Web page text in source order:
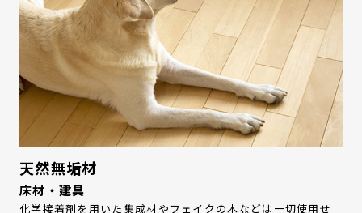
天然無垢材
床材・建具
化学接着剤を用いた集成材やフェイクの木などは一切使用せ